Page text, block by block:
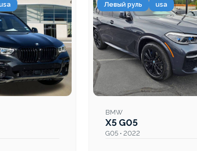
Левый руль usa
BMW
X5 G05
G05 • 2022